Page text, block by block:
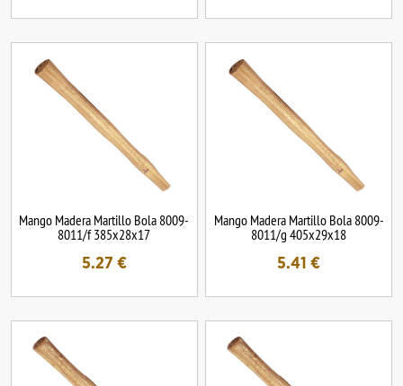
Mango Madera Martillo Bola 8009-
8011/f 385x28x17
5.27 €
Mango Madera Martillo Bola 8009-
8011/g 405x29x18
5.41 €